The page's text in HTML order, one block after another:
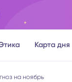
Карта дня
на ноябрь